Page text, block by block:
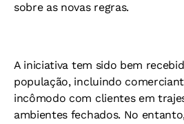
sobre as novas regras.
A iniciativa tem sido bem
população, incluindo
incômodo com clientes em
ambientes fechados. No